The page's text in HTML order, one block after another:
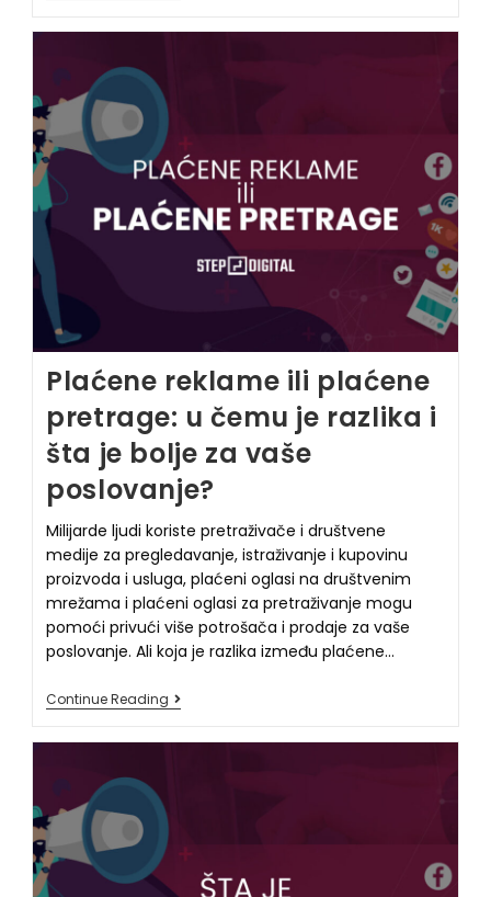
Plaćene reklame ili plaćene
pretrage: u čemu je razlika i
šta je bolje za vaše
poslovanje?
Milijarde ljudi koriste pretraživače i društvene
medije za pregledavanje, istraživanje i kupovinu
proizvoda i usluga, plaćeni oglasi na društvenim
mrežama i plaćeni oglasi za pretraživanje mogu
pomoći privući više potrošača i prodaje za vaše
poslovanje. Ali koja je razlika između plaćene…
Continue Reading